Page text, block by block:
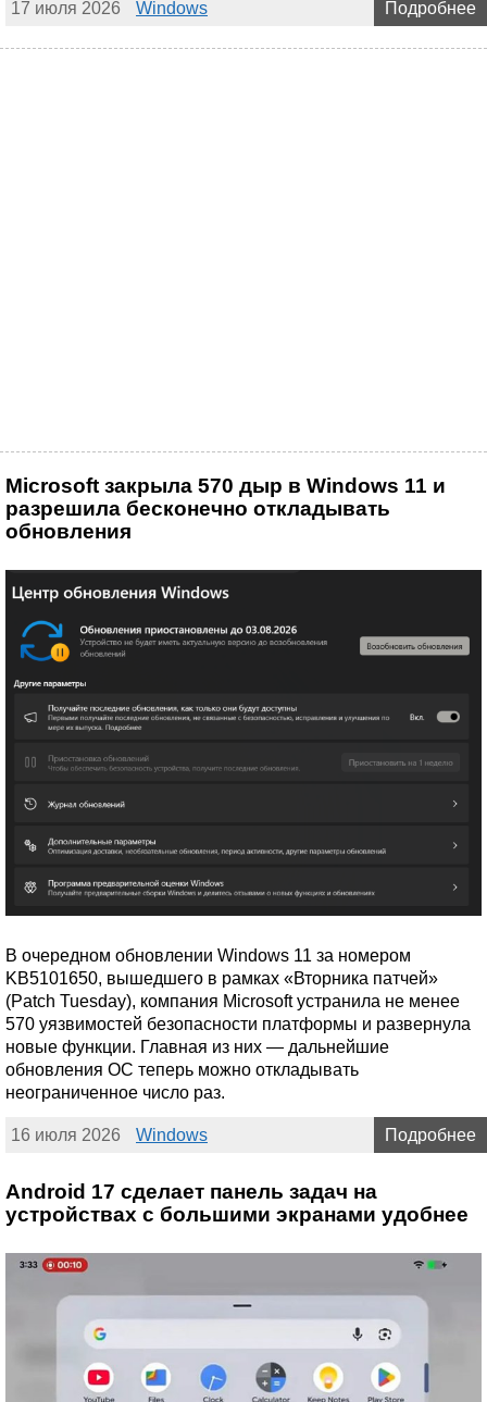
17 июля 2026 Windows Подробнее
Microsoft закрыла 570 дыр в Windows 11 и
разрешила бесконечно откладывать
обновления
В очередном обновлении Windows 11 за номером
KB5101650, вышедшего в рамках «Вторника патчей»
(Patch Tuesday), компания Microsoft устранила не менее
570 уязвимостей безопасности платформы и развернула
новые функции. Главная из них — дальнейшие
обновления ОС теперь можно откладывать
неограниченное число раз.
16 июля 2026 Windows Подробнее
Android 17 сделает панель задач на
устройствах с большими экранами удобнее